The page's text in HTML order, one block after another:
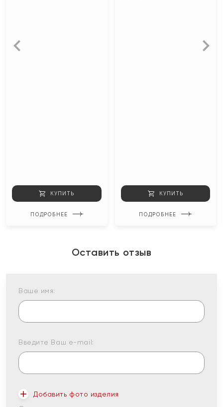
КУПИТЬ
ПОДРОБНЕЕ
КУПИТЬ
ПОДРОБНЕЕ
Оставить отзыв
Ваше имя:
Введите Ваш e-mail:
Добавить фото изделия